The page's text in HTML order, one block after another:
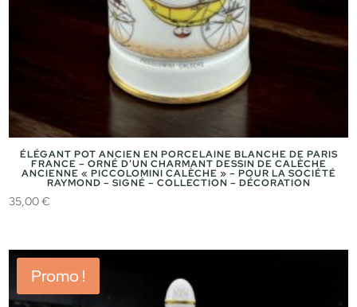
ÉLÉGANT POT ANCIEN EN PORCELAINE BLANCHE DE PARIS
FRANCE – ORNÉ D’UN CHARMANT DESSIN DE CALÈCHE
ANCIENNE « PICCOLOMINI CALÈCHE » – POUR LA SOCIÉTÉ
RAYMOND – SIGNÉ – COLLECTION – DÉCORATION
35,00€
Promo !